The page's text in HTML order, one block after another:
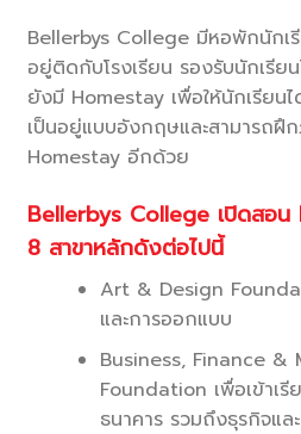
Bellerbys College มีหอพักนัก
อยู่ติดกับโรงเรียน รองรับนักเรี
ยังมี Homestay เพื่อให้นักเรียน
เป็นอยู่แบบอังกฤษและสามารถฝึ
Homestay อีกด้วย
Bellerbys College เปิดสอ
8 สาขาหลักดังต่อไปนี้
Art & Design
และการออกแบบ
Business, Finance &
Foundation เพื่อเข้าเ
ธนาคาร รวมถึงธุรกิจแล